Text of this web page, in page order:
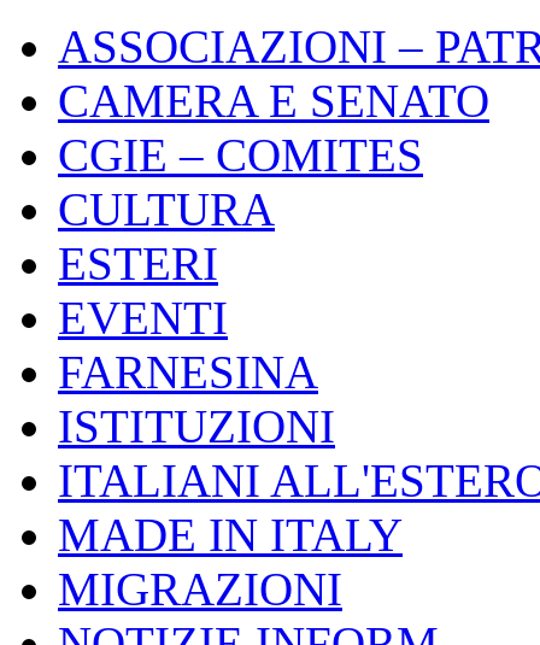
ASSOCIAZIONI –
CAMERA E SENATO
CGIE – COMITES
CULTURA
ESTERI
EVENTI
FARNESINA
ISTITUZIONI
ITALIANI
MADE IN ITALY
MIGRAZIONI